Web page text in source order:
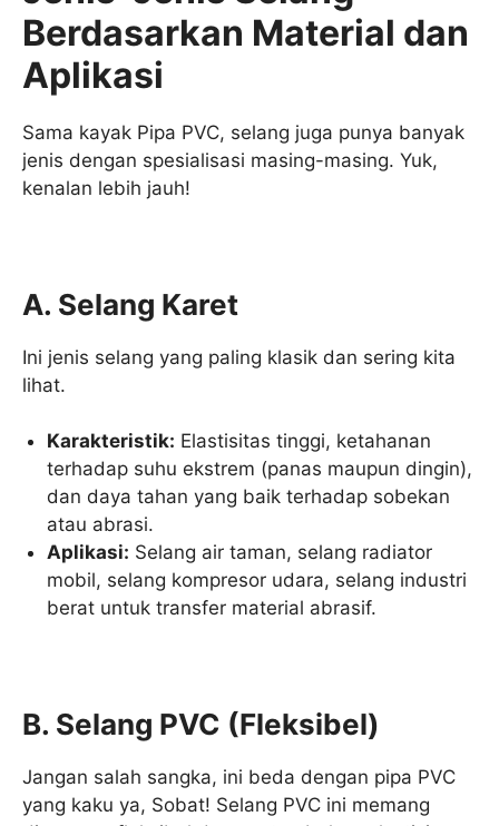
Berdasarkan Material dan
Aplikasi
Sama kayak Pipa PVC, selang juga punya banyak
jenis dengan spesialisasi masing-masing. Yuk,
kenalan lebih jauh!
A. Selang Karet
Ini jenis selang yang paling klasik dan sering kita
lihat.
Karakteristik: Elastisitas tinggi, ketahanan
terhadap suhu ekstrem (panas maupun dingin),
dan daya tahan yang baik terhadap sobekan
atau abrasi.
Aplikasi: Selang air taman, selang radiator
mobil, selang kompresor udara, selang industri
berat untuk transfer material abrasif.
B. Selang PVC (Fleksibel)
Jangan salah sangka, ini beda dengan pipa PVC
yang kaku ya, Sobat! Selang PVC ini memang